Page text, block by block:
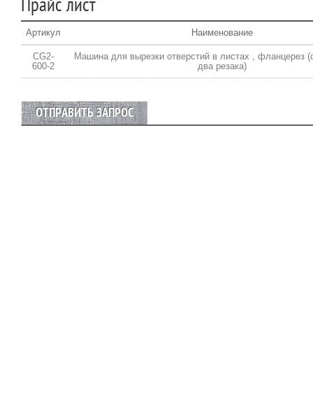
Прайс лист
Артикул Наименование
CG2-
600-2
Машина для вырезки отверстий в листах , фланцерез
два резака)
ОТПРАВИТЬ ЗАПРОС